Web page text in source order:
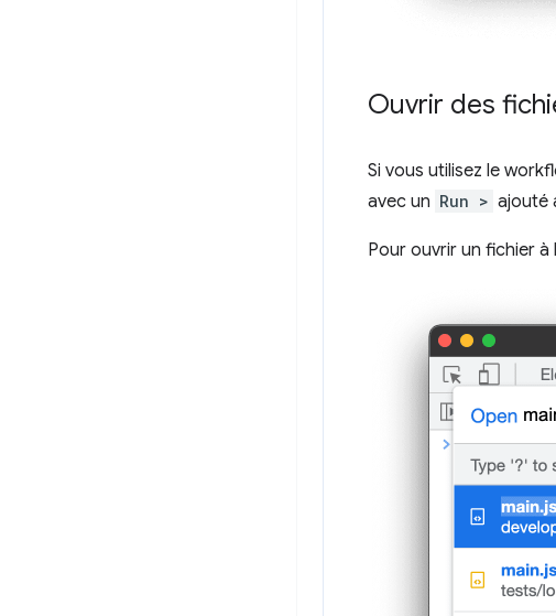
Ouvrir des
Si vous utilisez le
avec un Run > ajouté
Pour ouvrir un fichier